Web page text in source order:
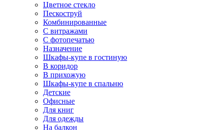
Цветное стекло
Пескоструй
Комбинированные
С витражами
С фотопечатью
Назначение
Шкафы-купе в гостиную
В коридор
В прихожую
Шкафы-купе в спальню
Детские
Офисные
Для книг
Для одежды
На балкон